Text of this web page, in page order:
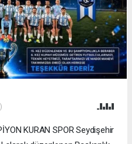
KURAN SPOR Seydişehir